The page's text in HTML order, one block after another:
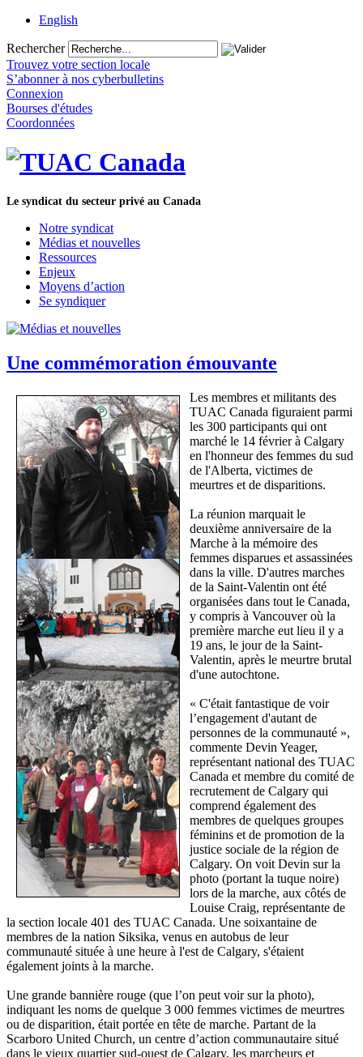
English
Rechercher
Trouvez votre section locale
S’abonner à nos cyberbulletins
Connexion
Bourses d'études
Coordonnées
Le syndicat du secteur privé au Canada
Notre syndicat
Médias et nouvelles
Ressources
Enjeux
Moyens d’action
Se syndiquer
Une commémoration émouvante
Les membres et militants des
TUAC Canada figuraient parmi
les 300 participants qui ont
marché le 14 février à Calgary
en l'honneur des femmes du sud
de l'Alberta, victimes de
meurtres et de disparitions.
La réunion marquait le
deuxième anniversaire de la
Marche à la mémoire des
femmes disparues et assassinées
dans la ville. D'autres marches
de la Saint-Valentin ont été
organisées dans tout le Canada,
y compris à Vancouver où la
première marche eut lieu il y a
19 ans, le jour de la Saint-
Valentin, après le meurtre brutal
d'une autochtone.
« C'était fantastique de voir
l’engagement d'autant de
personnes de la communauté »,
commente Devin Yeager,
représentant national des TUAC
Canada et membre du comité de
recrutement de Calgary qui
comprend également des
membres de quelques groupes
féminins et de promotion de la
justice sociale de la région de
Calgary. On voit Devin sur la
photo (portant la tuque noire)
lors de la marche, aux côtés de
Louise Craig, représentante de
la section locale 401 des TUAC Canada. Une soixantaine de
membres de la nation Siksika, venus en autobus de leur
communauté située à une heure à l'est de Calgary, s'étaient
également joints à la marche.
Une grande bannière rouge (que l’on peut voir sur la photo),
indiquant les noms de quelque 3 000 femmes victimes de meurtres
ou de disparition, était portée en tête de marche. Partant de la
Scarboro United Church, un centre d’action communautaire situé
dans le vieux quartier sud-ouest de Calgary, les marcheurs et